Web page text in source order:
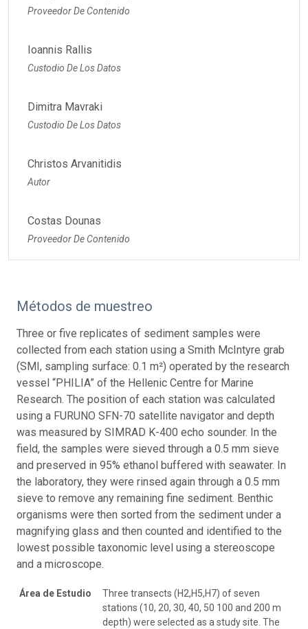
Proveedor De Contenido
Ioannis Rallis
Custodio De Los Datos
Dimitra Mavraki
Custodio De Los Datos
Christos Arvanitidis
Autor
Costas Dounas
Proveedor De Contenido
Métodos de muestreo
Three or five replicates of sediment samples were
collected from each station using a Smith McIntyre grab
(SMI, sampling surface: 0.1 m²) operated by the research
vessel “PHILIA” of the Hellenic Centre for Marine
Research. The position of each station was calculated
using a FURUNO SFN-70 satellite navigator and depth
was measured by SIMRAD K-400 echo sounder. In the
field, the samples were sieved through a 0.5 mm sieve
and preserved in 95% ethanol buffered with seawater. In
the laboratory, they were rinsed again through a 0.5 mm
sieve to remove any remaining fine sediment. Benthic
organisms were then sorted from the sediment under a
magnifying glass and then counted and identified to the
lowest possible taxonomic level using a stereoscope
and a microscope.
Área de Estudio
Three transects (H2,H5,H7) of seven
stations (10, 20, 30, 40, 50 100 and 200 m
depth) were selected as a study site. The